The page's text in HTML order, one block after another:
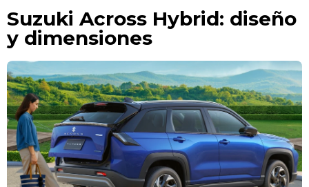
Suzuki Across Hybrid: diseño
y dimensiones